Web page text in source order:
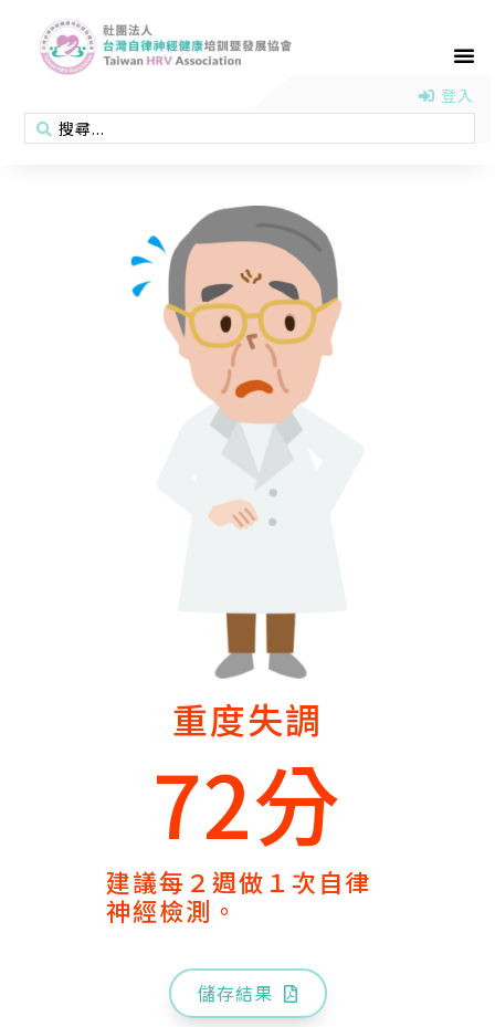
登入
重度失調
72分
建議每２週做１次自律
神經檢測。
儲存結果